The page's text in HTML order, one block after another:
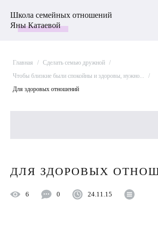
Школа семейных отношений
Яны Катаевой
Главная / Сделать семью дружной /
Чтобы близкие были спокойны и здоровы, нужно...
/
Для здоровых отношений
ДЛЯ ЗДОРОВЫХ
6 0 24.11.15
Лучшие статьи
Пройти Тест